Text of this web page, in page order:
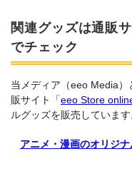
関連グッズは通販
でチェック
当メディア（eeo Media
販サイト「eeo Store
ルグッズを販売していま
アニメ・漫画のオリジ